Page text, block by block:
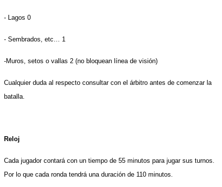
- Lagos 0
- Sembrados, etc… 1
-Muros, setos o vallas 2 (no bloquean línea de visión)
Cualquier duda al respecto consultar con el árbitro antes de comenzar la
batalla.
Reloj
Cada jugador contará con un tiempo de 55 minutos para jugar sus turnos.
Por lo que cada ronda tendrá una duración de 110 minutos.